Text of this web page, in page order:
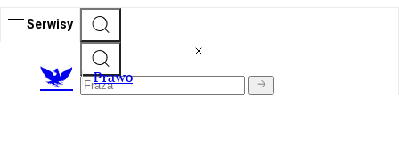
Serwisy
Prawo